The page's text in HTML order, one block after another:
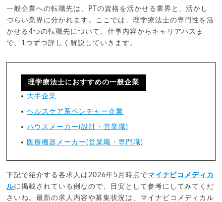
一般企業への転職先は、PTの資格を活かせる業界と、活かし
づらい業界に分かれます。ここでは、理学療法士の専門性を活
かせる4つの転職先について、仕事内容からキャリアパスま
で、1つずつ詳しく解説していきます。
理学療法士におすすめの一般企業
大手企業
ヘルスケア系ベンチャー企業
ハウスメーカー(設計・営業職)
医療機器メーカー(営業職・専門職)
下記で紹介する各求人は2026年5月時点でマイナビコメディカ
ルに掲載されている例なので、目安として参考にしてみてくだ
さいね。最新の求人内容や募集状況は、マイナビコメディカル